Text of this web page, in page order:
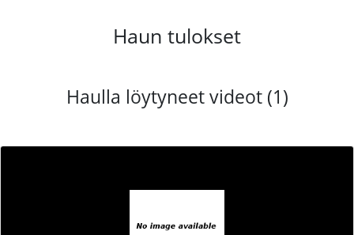
Haun tulokset
Haulla löytyneet videot (1)